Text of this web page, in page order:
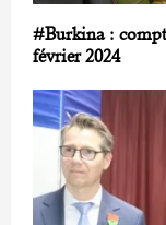
#Burkina :
février 2024